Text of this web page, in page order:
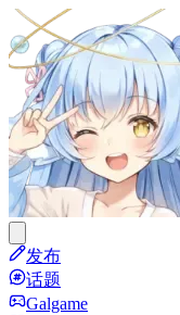
发布
话题
Galgame